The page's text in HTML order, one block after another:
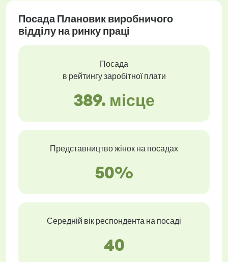
Посада Плановик виробничого
відділу на ринку праці
Посада
в рейтингу заробітної плати
389. місце
Представництво жінок на посадах
50%
Середній вік респондента на посаді
40